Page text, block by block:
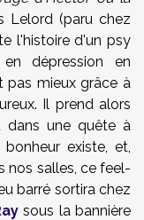
Lelord (paru chez
l'histoire d'un psy
dépression en
pas mieux grâce à
Il prend alors
dans une quête à
existe, et,
nos salles, ce feel-
barré sortira chez
sous la bannière